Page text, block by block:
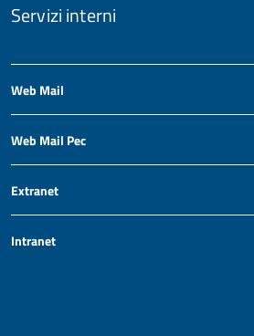
Servizi interni
Web Mail
Web Mail Pec
Extranet
Intranet